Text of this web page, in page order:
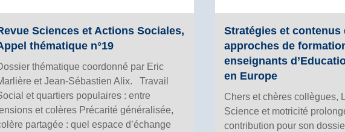
Sciences et Actions Sociales,
thématique n°19
thématique coordonné par Eric
et Jean-Sébastien Alix. Travail
et quartiers populaires : entre
et colères Précarité généralisée,
partagée : quel espace d’échange
Stratégies et contenus
approches de
enseignants
en Europe
Chers et chères collègues,
Science et motricité
contribution pour son